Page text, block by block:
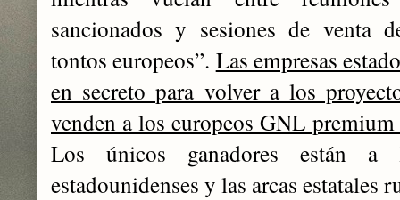
sancionados y sesiones de venta
tontos europeos”. Las empresas
en secreto para volver a los
venden a los europeos GNL
Los únicos ganadores están
estadounidenses y las arcas estatales